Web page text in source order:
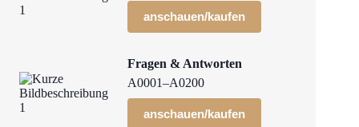
anschauen/kaufen
Fragen & Antworten
A0001–A0200
anschauen/kaufen